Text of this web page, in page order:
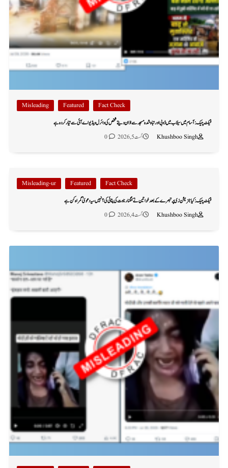
Fact Check
Featured
Misleading
فیکٹ چیک: آسام میں سیلاب میں ڈوبی اور تباہ شدہ مسجد سے اذان دیتے شخص کی وائرل ویڈیو اے آئی سے تیار کردہ ہے
Khushboo Singh
اگست 5, 2026 0
Fact Check
Featured
Misleading-ur
فیکٹ چیک: کیا جنریشن زی پر تبصرے کے بعد خواتین نے کنگنا رناوت کی پٹائی کی؟ نہیں، یہ دعویٰ گمراہ کن ہے
Khushboo Singh
اگست 4, 2026 0